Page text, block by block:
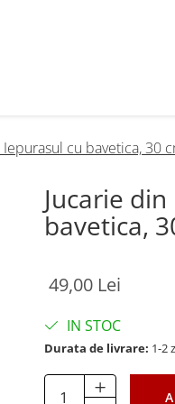
cu bavetica, 30
Jucarie
bavetica,
49,00 Lei
IN STOC
Durata de livrare: 1-2